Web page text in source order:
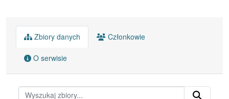
Zbiory danych Członkowie
O serwisie